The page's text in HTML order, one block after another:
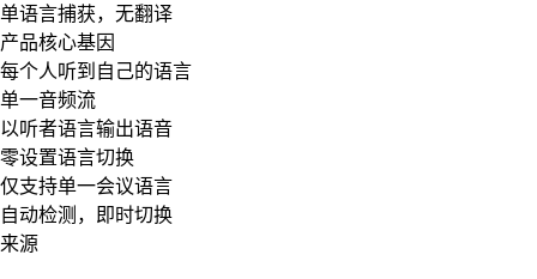
单语言捕获，无翻译
产品核心基因
每个人听到自己的语言
单一音频流
以听者语言输出语音
零设置语言切换
仅支持单一会议语言
自动检测，即时切换
来源